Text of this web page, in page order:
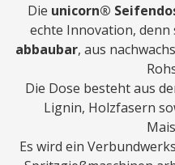
Die unicorn®
echte Innovation, denn
abbaubar, aus
Die Dose besteht aus
Lignin, Holzfasern
Es wird ein